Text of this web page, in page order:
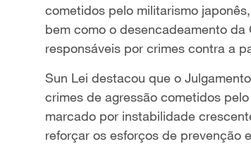
cometidos pelo militarismo
bem como o desencadeamento
responsáveis por crimes contra a
Sun Lei destacou que o
crimes de agressão cometidos
marcado por instabilidade
reforçar os esforços de prevenção